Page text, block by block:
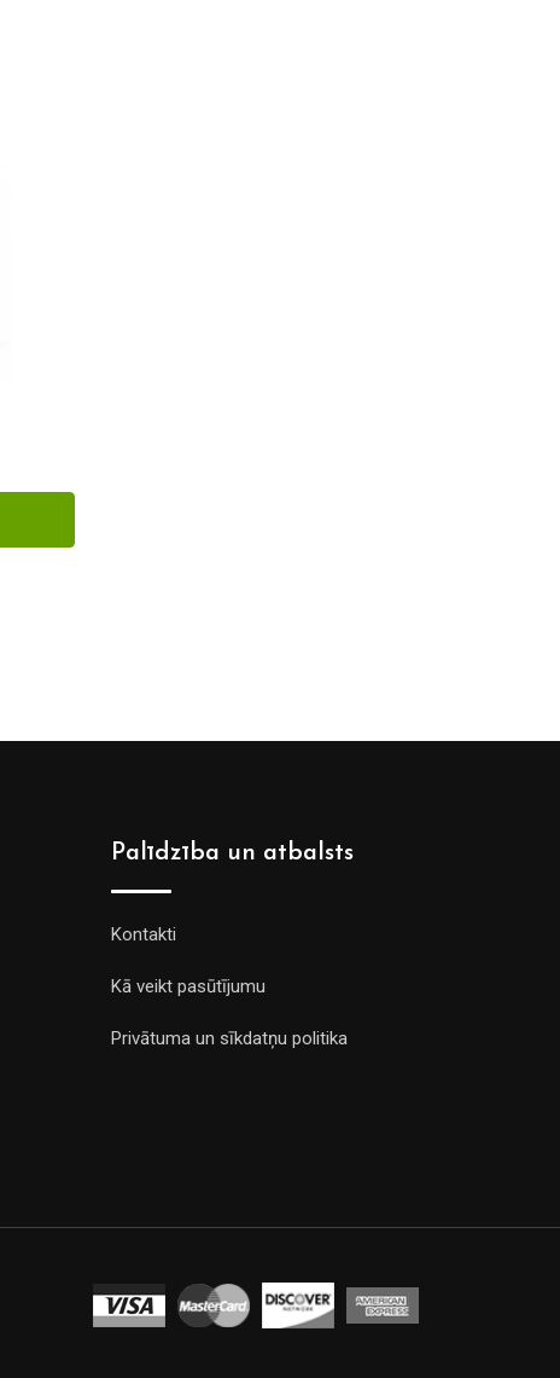
Palīdzība un atbalsts
Kontakti
Kā veikt pasūtījumu
Privātuma un sīkdatņu politika